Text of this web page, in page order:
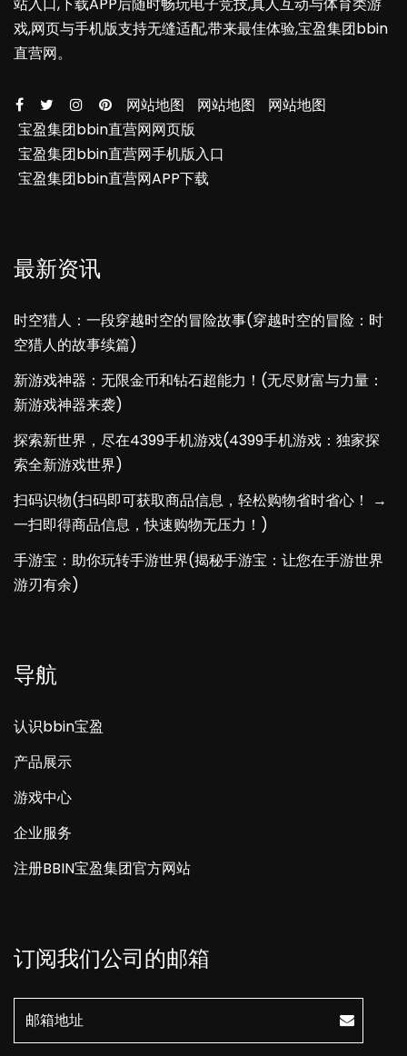
戏,网页与手机版支持无缝适配,带来最佳体验,宝盈集团bbin
直营网。
网站地图 网站地图
网站地图
宝盈集团bbin直营网网页版
宝盈集团bbin直营网手机版入口
宝盈集团bbin直营网APP下载
最新资讯
时空猎人：一段穿越时空的冒险故事(穿越时空的冒险：时
空猎人的故事续篇)
新游戏神器：无限金币和钻石超能力！(无尽财富与力量：
新游戏神器来袭)
探索新世界，尽在4399手机游戏(4399手机游戏：独家探
索全新游戏世界)
扫码识物(扫码即可获取商品信息，轻松购物省时省心！ →
一扫即得商品信息，快速购物无压力！)
手游宝：助你玩转手游世界(揭秘手游宝：让您在手游世界
游刃有余)
导航
认识bbin宝盈
产品展示
游戏中心
企业服务
注册BBIN宝盈集团官方网站
订阅我们公司的邮箱